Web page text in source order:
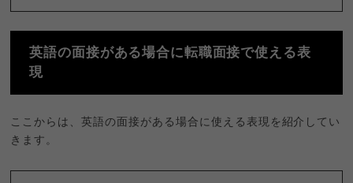
英語の面接がある場合に転職面接で使える表
現
ここからは、英語の面接がある場合に使える表現を紹介してい
きます。